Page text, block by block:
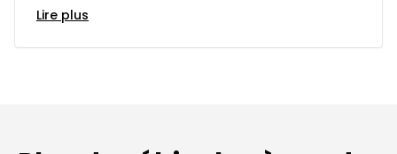
Lire plus